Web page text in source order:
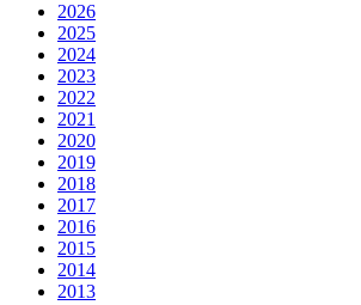
2026
2025
2024
2023
2022
2021
2020
2019
2018
2017
2016
2015
2014
2013